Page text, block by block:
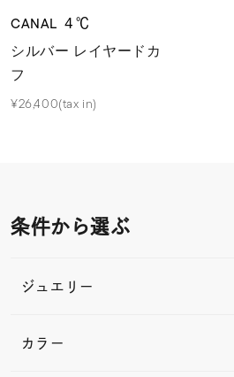
CANAL ４℃
シルバー レイヤードカ
フ
¥26,400(tax in)
条件から選ぶ
ジュエリー
カラー